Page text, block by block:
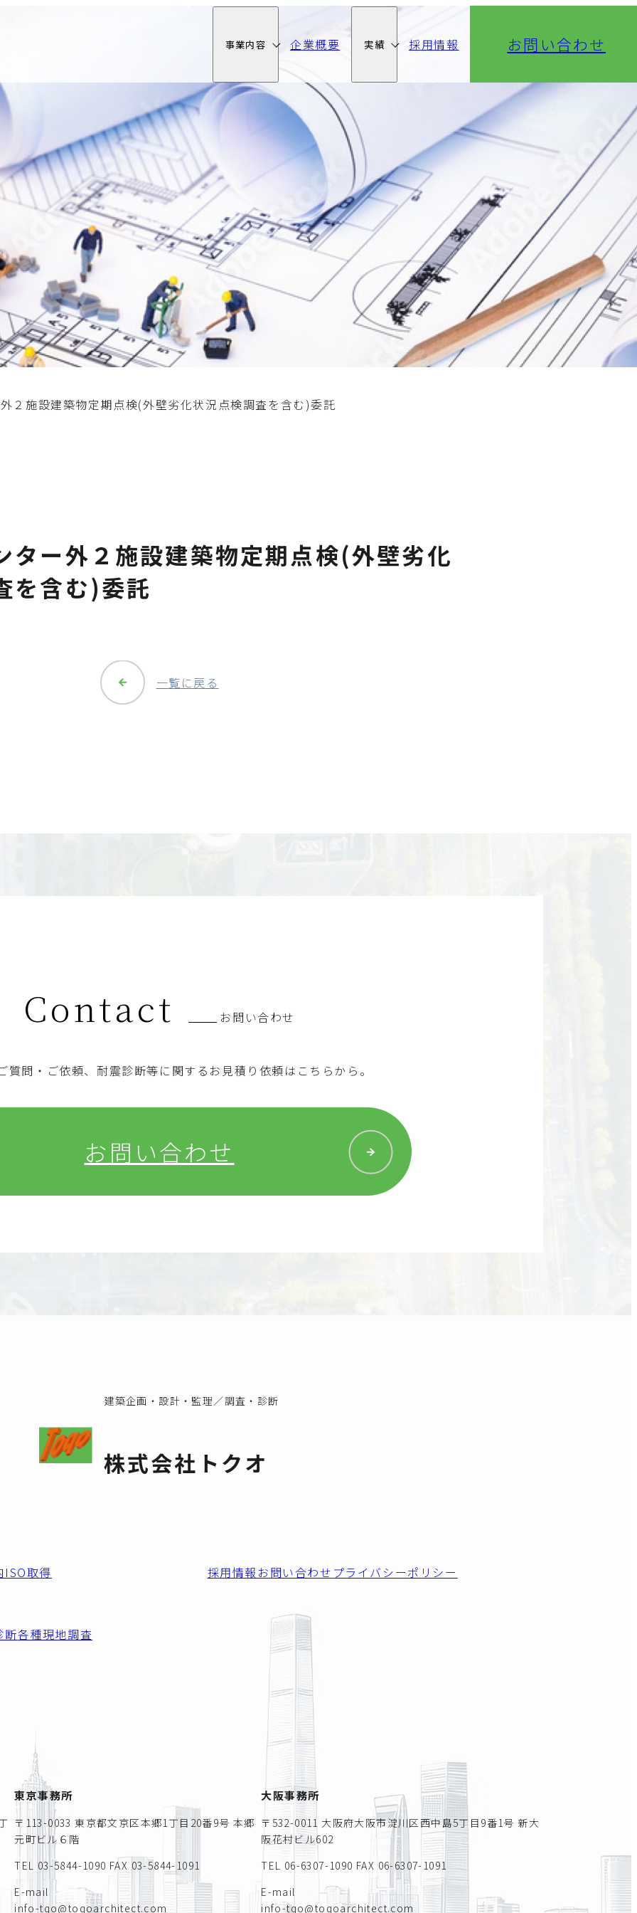
事業内容 企業概要 実績 採用情報 お問い合わせ
２施設建築物定期点検(外壁劣化状況点検調査を含む)委託
ター外２施設建築物定期点検(外壁劣化
を含む)委託
一覧に戻る
Contact お問い合わせ
質問・ご依頼、耐震診断等に関するお見積り依頼はこちらから。
お問い合わせ
建築企画・設計・監理／調査・診断
株式会社トクオ
ISO取得
断各種現地調査
採用情報お問い合わせ プライバシーポリシー
東京事務所
〒113-0033 東京都文京区本郷1丁目20番9号 本郷
元町ビル６階
TEL 03-5844-1090 FAX 03-5844-1091
E-mail
info-tqo@toqoarchitect.com
大阪事務所
〒532-0011 大阪府大阪市淀川区西中島5丁目9番1号 新大
阪花村ビル602
TEL 06-6307-1090 FAX 06-6307-1091
E-mail
info-tqo@toqoarchitect.com